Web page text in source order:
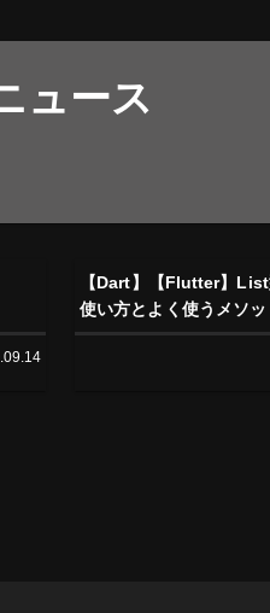
ュース
【Dart】【Flutter】
使い方とよく使うメソ